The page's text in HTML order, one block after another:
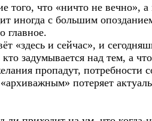
того, что «ничто не вечно», а
иногда с большим
главное.
«здесь и сейчас», и
задумывается над тем, а что
пропадут, потребности
потеряет